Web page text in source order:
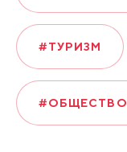
#ТУРИЗМ
#ОБЩЕСТВО